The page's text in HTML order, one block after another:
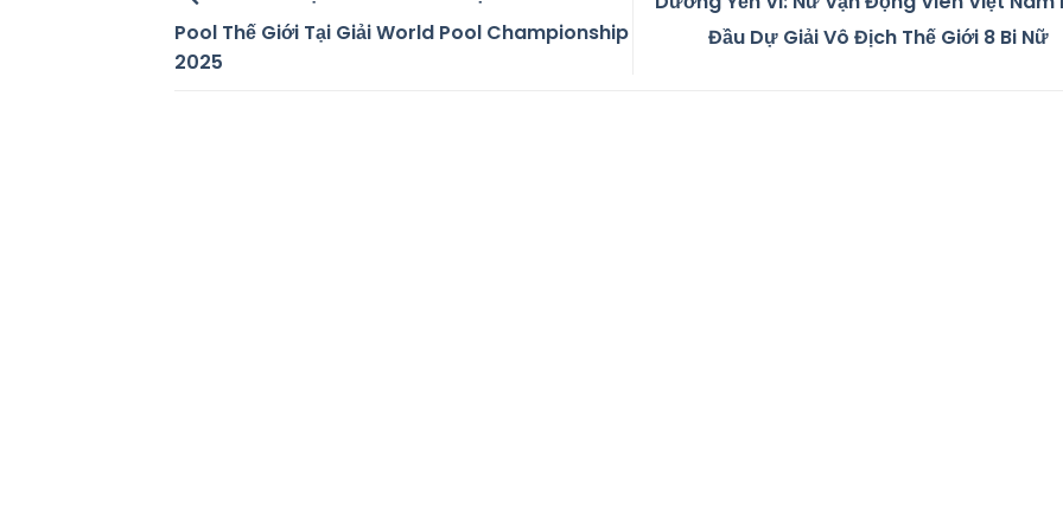
Pool Thế Giới Tại Giải World Pool Championship
2025
Đầu Dự Giải Vô Địch Thế Giới 8 Bi Nữ